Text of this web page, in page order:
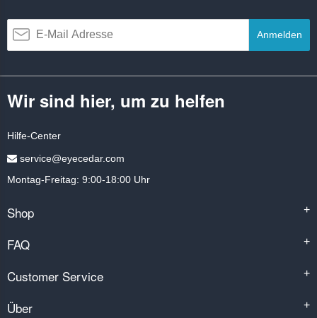
Anmelden
Wir sind hier, um zu helfen
Hilfe-Center
service@eyecedar.com
Montag-Freitag: 9:00-18:00 Uhr
Shop +
FAQ +
Customer Service +
Über +